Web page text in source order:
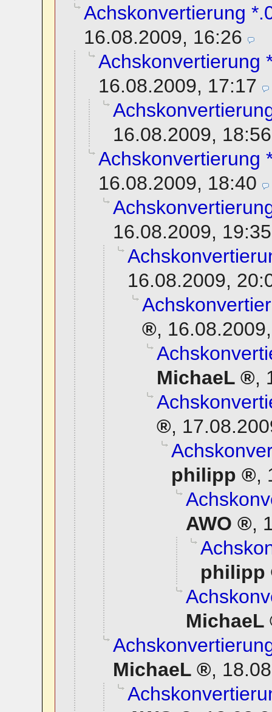
Achskonvertierung
16.08.2009, 16:26
Achskonvertierung
16.08.2009, 17:17
16.08.2009, 18:56
Achskonvertierung
16.08.2009, 18:40
16.08.2009, 19:35
16.08.2009,
,
MichaeL
,
,
philipp
,
AWO
,
philipp
MichaeL
MichaeL
,